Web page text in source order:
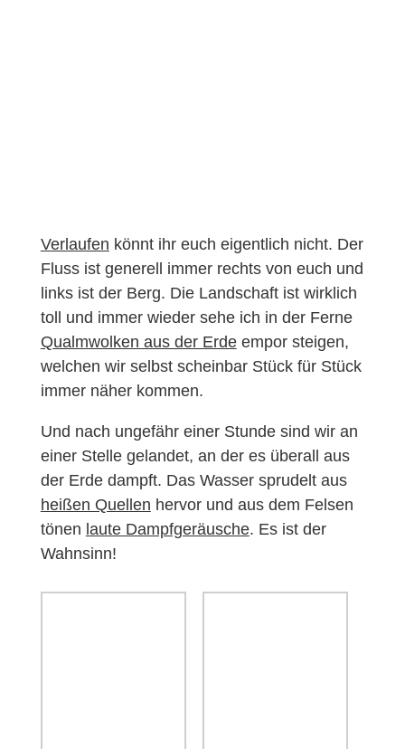
Verlaufen könnt ihr euch eigentlich nicht. Der
Fluss ist generell immer rechts von euch und
links ist der Berg. Die Landschaft ist wirklich
toll und immer wieder sehe ich in der Ferne
Qualmwolken aus der Erdeempor steigen,
welchen wir selbst scheinbar Stück für Stück
immer näher kommen.
Und nach ungefähr einer Stunde sind wir an
einer Stelle gelandet, an der es überall aus
der Erde dampft. Das Wasser sprudelt aus
heißen Quellen hervor und aus dem Felsen
tönen laute Dampfgeräusche. Es ist der
Wahnsinn!